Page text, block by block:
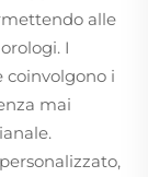
alle
I
i
mai